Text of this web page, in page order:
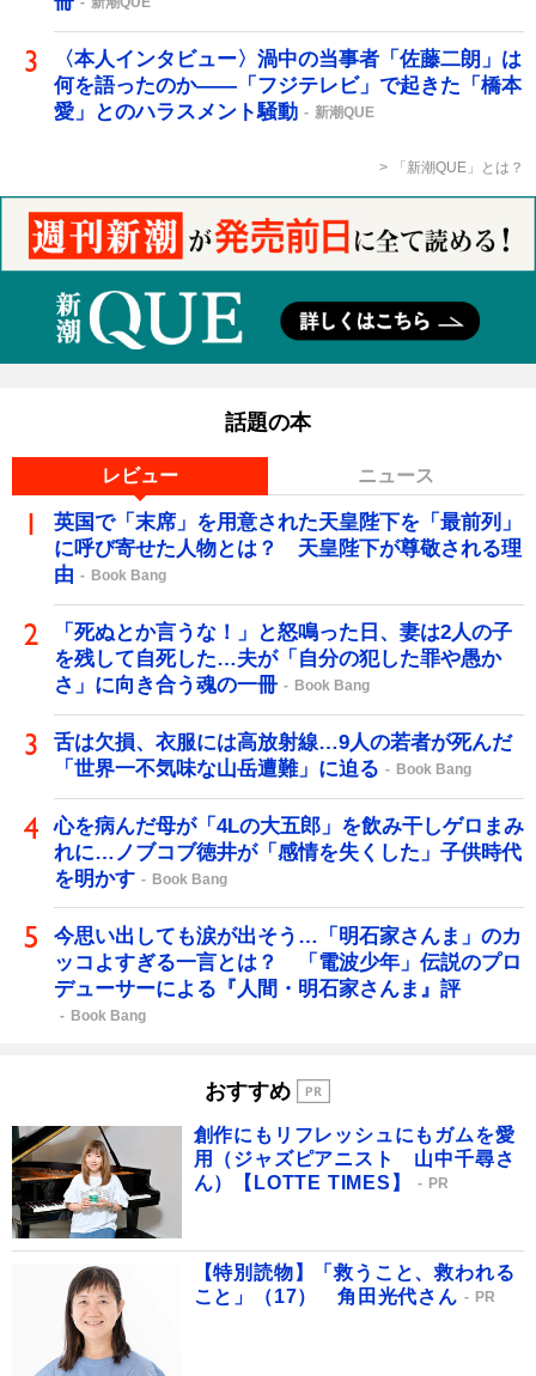
〈本人インタビュー〉渦中の当事者「佐藤二朗」は
何を語ったのか――「フジテレビ」で起きた「橋本
愛」とのハラスメント騒動
新潮QUE
「新潮QUE」とは？
話題の本
レビュー ニュース
英国で「末席」を用意された天皇陛下を「最前列」
に呼び寄せた人物とは？ 天皇陛下が尊敬される理
由
Book Bang
「死ぬとか言うな！」と怒鳴った日、妻は2人の子
を残して自死した…夫が「自分の犯した罪や愚か
さ」に向き合う魂の一冊
Book Bang
舌は欠損、衣服には高放射線…9人の若者が死んだ
「世界一不気味な山岳遭難」に迫る
Book Bang
心を病んだ母が「4Lの大五郎」を飲み干しゲロまみ
れに…ノブコブ徳井が「感情を失くした」子供時代
を明かす
Book Bang
今思い出しても涙が出そう…「明石家さんま」のカ
ッコよすぎる一言とは？ 「電波少年」伝説のプロ
デューサーによる『人間・明石家さんま』評
Book Bang
おすすめ
創作にもリフレッシュにもガムを愛
用（ジャズピアニスト 山中千尋さ
ん）【LOTTE TIMES】
PR
【特別読物】「救うこと、救われる
こと」（17） 角田光代さん
PR